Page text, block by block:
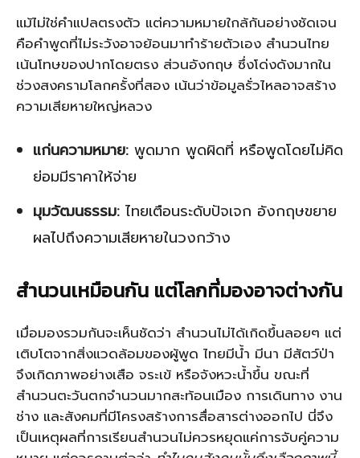
แม้ไม่ใช่คำแปลตรงตัว แต่ความหมายใกล้กันอย่างชัดเจน
คือคำพูดที่ไม่ระวังอาจย้อนมาทำร้ายตัวเอง สำนวนไทย
เน้นโทษของปากโดยตรง ส่วนอังกฤษ ซึ่งโด่งดังมากใน
ช่วงสงครามโลกครั้งที่สอง เน้นว่าข้อมูลรั่วไหลอาจสร้าง
ความเสียหายใหญ่หลวง
แก่นความหมาย: พูดมาก พูดผิดที่ หรือพูดโดยไม่คิด
ย่อมมีราคาให้จ่าย
มุมวัฒนธรรม: ไทยเตือนระดับปัจเจก อังกฤษขยาย
ผลไปถึงความเสียหายในวงกว้าง
สำนวนเหมือนกัน แต่โลกที่มองอาจต่างกัน
เมื่อมองรวมกันจะเห็นชัดว่า สำนวนไม่ได้เกิดขึ้นลอยๆ แต่
เติบโตจากสิ่งแวดล้อมของผู้พูด ไทยมีน้ำ มีนา มีสัตว์ป่า
จึงเกิดภาพอย่างเสือ จระเข้ หรือจังหวะน้ำขึ้น ขณะที่
สำนวนตะวันตกจำนวนมากสะท้อนเมือง การเดินทาง งาน
ช่าง และสังคมที่มีโครงสร้างการสื่อสารต่างออกไป นี่จึง
เป็นเหตุผลที่การเรียนสำนวนไม่ควรหยุดแค่การจับคู่ความ